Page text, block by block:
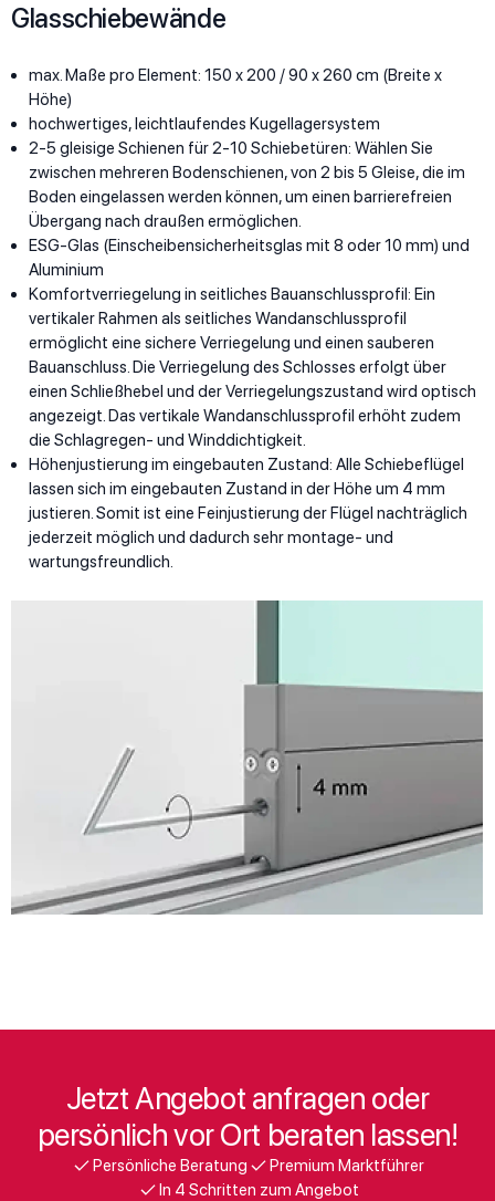
Glasschiebewände
max. Maße pro Element: 150 x 200 / 90 x 260 cm (Breite x
Höhe)
hochwertiges, leichtlaufendes Kugellagersystem
2-5 gleisige Schienen für 2-10 Schiebetüren: Wählen Sie
zwischen mehreren Bodenschienen, von 2 bis 5 Gleise, die im
Boden eingelassen werden können, um einen barrierefreien
Übergang nach draußen ermöglichen.
ESG-Glas (Einscheibensicherheitsglas mit 8 oder 10 mm) und
Aluminium
Komfortverriegelung in seitliches Bauanschlussprofil: Ein
vertikaler Rahmen als seitliches Wandanschlussprofil
ermöglicht eine sichere Verriegelung und einen sauberen
Bauanschluss. Die Verriegelung des Schlosses erfolgt über
einen Schließhebel und der Verriegelungszustand wird optisch
angezeigt. Das vertikale Wandanschlussprofil erhöht zudem
die Schlagregen- und Winddichtigkeit.
Höhenjustierung im eingebauten Zustand: Alle Schiebeflügel
lassen sich im eingebauten Zustand in der Höhe um 4 mm
justieren. Somit ist eine Feinjustierung der Flügel nachträglich
jederzeit möglich und dadurch sehr montage- und
wartungsfreundlich.
Jetzt Angebot anfragen oder
persönlich vor Ort beraten lassen!
Persönliche Beratung
Premium Marktführer
In 4 Schritten zum Angebot